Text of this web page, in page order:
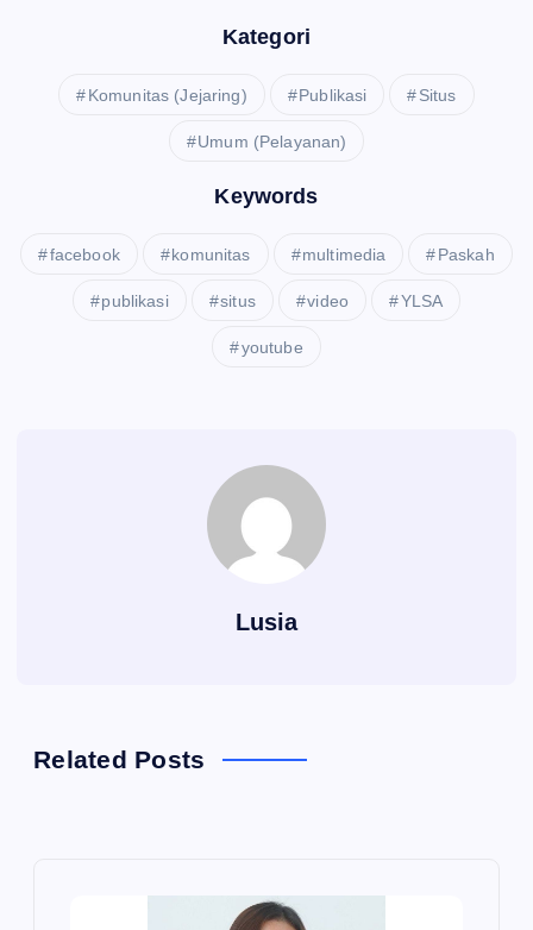
Kategori
Komunitas (Jejaring) Publikasi Situs
Umum (Pelayanan)
Keywords
facebook komunitas multimedia Paskah
publikasi situs video YLSA
youtube
Lusia
Related Posts